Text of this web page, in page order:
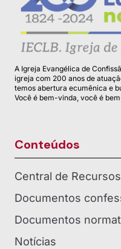
A Igreja Evangélica de
igreja com 200 anos de
temos abertura ecumênica e
Você é bem-vinda, você é
Conteúdos
Central de Recursos
Documentos
Documentos
Notícias